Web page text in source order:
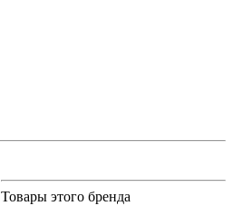
Товары этого бренда